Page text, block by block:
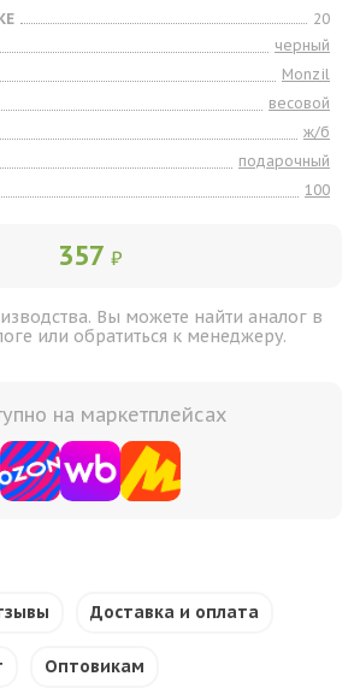
20
черный
Monzil
весовой
ж/б
подарочный
100
357 ₽
Вы можете найти аналог в
или обратиться к менеджеру.
на маркетплейсах
Доставка и оплата
Оптовикам